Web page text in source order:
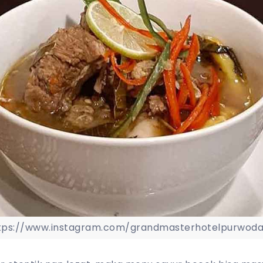
www.instagram.com/